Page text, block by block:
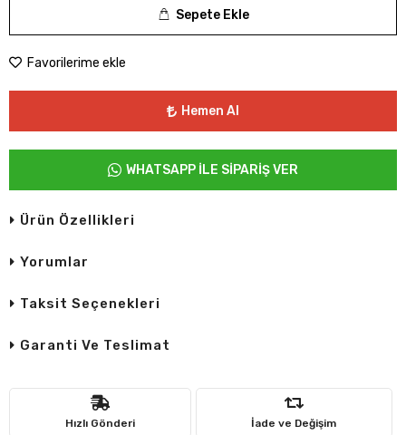
Sepete Ekle
Favorilerime ekle
Hemen Al
WHATSAPP İLE SİPARİŞ VER
Ürün Özellikleri
Yorumlar
Taksit Seçenekleri
Garanti Ve Teslimat
Hızlı Gönderi İade ve Değişim